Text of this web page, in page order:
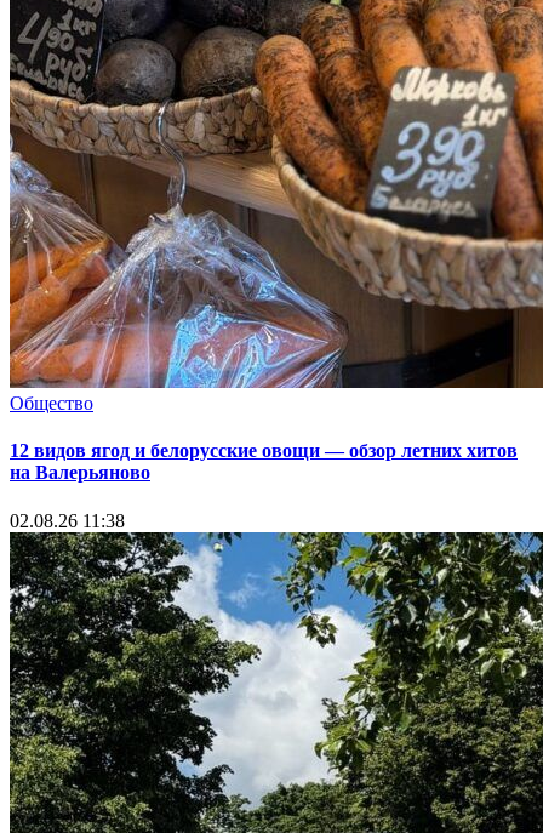
Общество
12 видов ягод и белорусские овощи — обзор летних хитов
на Валерьяново
02.08.26 11:38